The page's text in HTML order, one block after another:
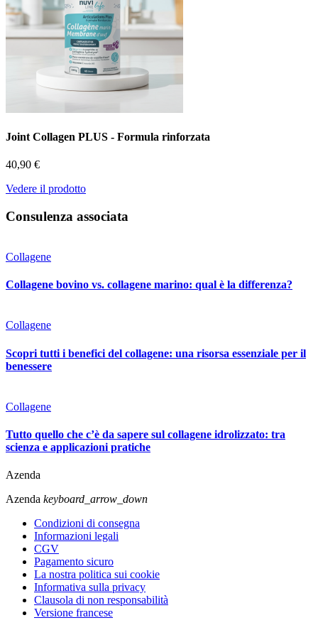
Joint Collagen PLUS - Formula rinforzata
40,90 €
Vedere il prodotto
Consulenza associata
Collagene
Collagene bovino vs. collagene marino: qual è la differenza?
Collagene
Scopri tutti i benefici del collagene: una risorsa essenziale per il
benessere
Collagene
Tutto quello che c’è da sapere sul collagene idrolizzato: tra
scienza e applicazioni pratiche
Azenda
Azenda keyboard_arrow_down
Condizioni di consegna
Informazioni legali
CGV
Pagamento sicuro
La nostra politica sui cookie
Informativa sulla privacy
Clausola di non responsabilità
Versione francese